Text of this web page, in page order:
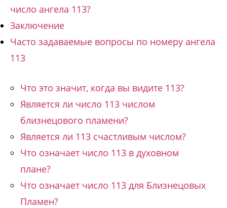
число ангела 113?
Заключение
Часто задаваемые вопросы по номеру ангела
113
Что это значит, когда вы видите 113?
Является ли число 113 числом
близнецового пламени?
Является ли 113 счастливым числом?
Что означает число 113 в духовном
плане?
Что означает число 113 для Близнецовых
Пламен?